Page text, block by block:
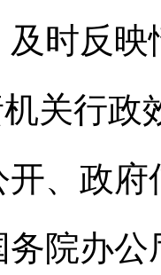
时反
关行政
、政
院办